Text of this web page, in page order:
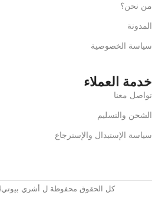
من نحن؟
المدونة
سياسة الخصوصية
خدمة العملاء
تواصل معنا
الشحن والتسليم
سياسة الإستبدال والإسترجاع
كل الحقوق محفوظة ل أشري بيوتي2024 ©